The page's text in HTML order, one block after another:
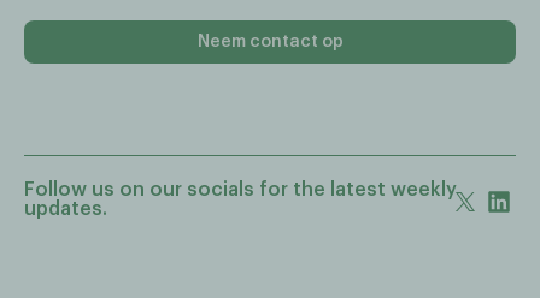
Neem contact op
Follow us on our socials for the latest weekly
updates.